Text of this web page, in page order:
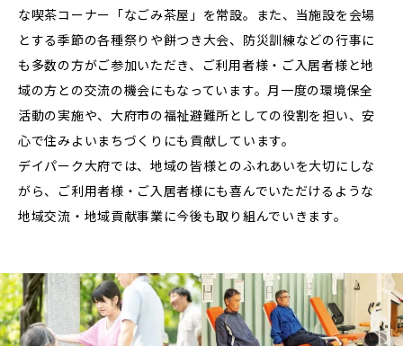
な喫茶コーナー「なごみ茶屋」を常設。また、当施設を会場
とする季節の各種祭りや餅つき大会、防災訓練などの行事に
も多数の方がご参加いただき、ご利用者様・ご入居者様と地
域の方との交流の機会にもなっています。月一度の環境保全
活動の実施や、大府市の福祉避難所としての役割を担い、安
心で住みよいまちづくりにも貢献しています。
デイパーク大府では、地域の皆様とのふれあいを大切にしな
がら、ご利用者様・ご入居者様にも喜んでいただけるような
地域交流・地域貢献事業に今後も取り組んでいきます。